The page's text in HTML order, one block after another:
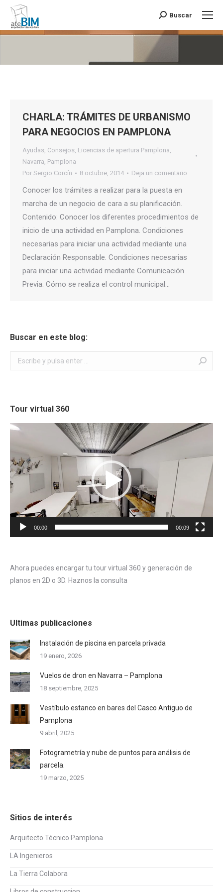
Buscar:
Buscar
CHARLA: TRÁMITES DE URBANISMO
PARA NEGOCIOS EN PAMPLONA
Ayudas, Consejos, Licencias de apertura Pamplona,
Navarra, Pamplona
Por Sergio Corcín 8 octubre, 2014 Deja un comentario
Conocer los trámites a realizar para la puesta en
marcha de un negocio de cara a su planificación.
Contenido: Conocer los diferentes procedimientos de
inicio de una actividad en Pamplona. Condiciones
necesarias para iniciar una actividad mediante una
Declaración Responsable. Condiciones necesarias
para iniciar una actividad mediante Comunicación
Previa. Cómo se realiza el control municipal…
Buscar en este blog:
Buscar:
Tour virtual 360
Reproductor
00:00 00:09
Ahora puedes encargar tu tour virtual 360 y generación de
planos en 2D o 3D. Haznos la consulta
Ultimas publicaciones
Instalación de piscina en parcela privada
19 enero, 2026
Vuelos de dron en Navarra – Pamplona
18 septiembre, 2025
Vestíbulo estanco en bares del Casco Antiguo de
Pamplona
9 abril, 2025
Fotogrametría y nube de puntos para análisis de
parcela.
19 marzo, 2025
Sitios de interés
Arquitecto Técnico Pamplona
LA Ingenieros
La Tierra Colabora